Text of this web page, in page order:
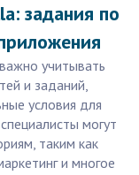
задания по
учитывать
и заданий,
условия для
могут
таким как
и многое